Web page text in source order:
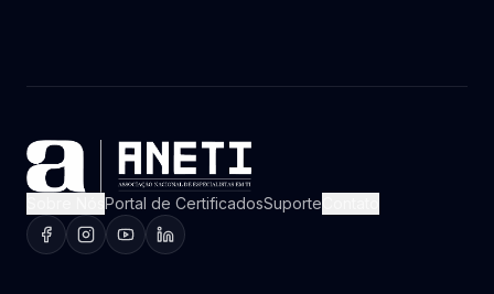
Portal de CertificadosSuporte